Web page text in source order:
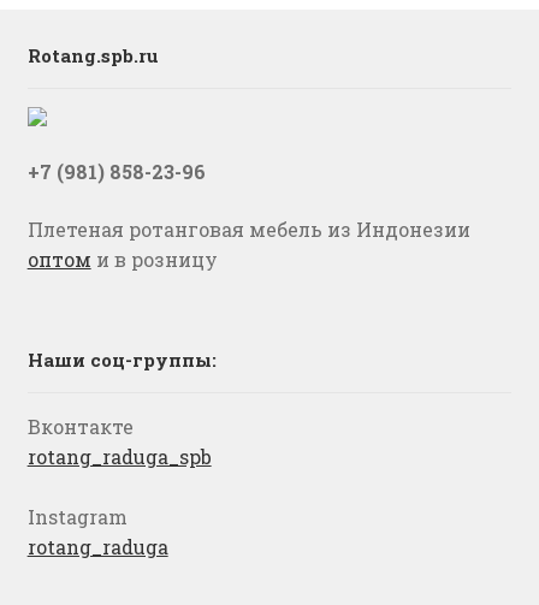
Rotang.spb.ru
+7 (981) 858-23-96
Плетеная ротанговая мебель из Индонезии
оптом и в розницу
Наши соц-группы:
Вконтакте
rotang_raduga_spb
Instagram
rotang_raduga